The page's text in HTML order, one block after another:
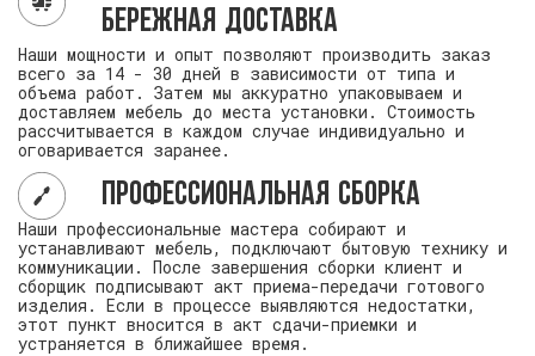
бережная доставка
Наши мощности и опыт позволяют производить заказ
всего за 14 - 30 дней в зависимости от типа и
объема работ. Затем мы аккуратно упаковываем и
доставляем мебель до места установки. Стоимость
рассчитывается в каждом случае индивидуально и
оговаривается заранее.
Профессиональная сборка
Наши профессиональные мастера собирают и
устанавливают мебель, подключают бытовую технику и
коммуникации. После завершения сборки клиент и
сборщик подписывают акт приема-передачи готового
изделия. Если в процессе выявляются недостатки,
этот пункт вносится в акт сдачи-приемки и
устраняется в ближайшее время.